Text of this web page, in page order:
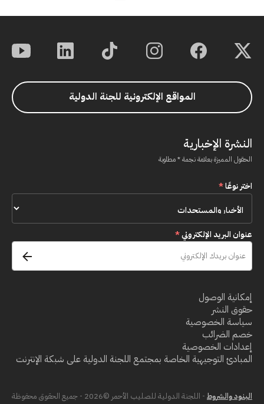
المواقع الإلكترونية للجنة الدولية
النشرة الإخبارية
الحقول المميزة بعلامة نجمة * مطلوبة
اختر نوعًا*
عنوان البريد الإلكتروني*
إمكانية الوصول
حقوق النشر
سياسة الخصوصية
خصم الضرائب
إعدادات الخصوصية
المبادئ التوجيهية الخاصة بمجتمع اللجنة الدولية على شبكة الإنترنت
البنود والشروط - اللجنة الدولية للصليب الأحمر ©2026 - جميع الحقوق محفوظة